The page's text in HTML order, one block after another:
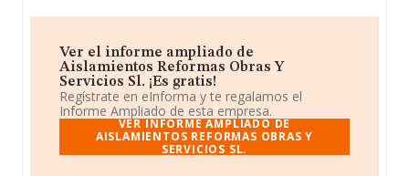
Ver el informe ampliado de
Aislamientos Reformas Obras Y
Servicios Sl. ¡Es gratis!
Regístrate en eInforma y te regalamos el
Informe Ampliado de esta empresa.
VER INFORME AMPLIADO DE
AISLAMIENTOS REFORMAS OBRAS Y
SERVICIOS SL.